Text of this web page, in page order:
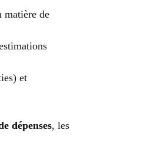
matière de
et
dépenses, les